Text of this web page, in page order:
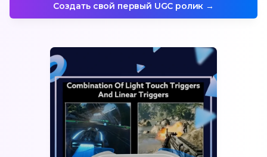
Создать свой первый UGC ролик →